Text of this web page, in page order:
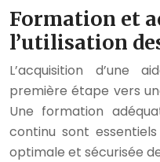
Formation et
l’utilisation
L’acquisition d’une
première étape vers
Une formation
continu sont
optimale et sécurisée